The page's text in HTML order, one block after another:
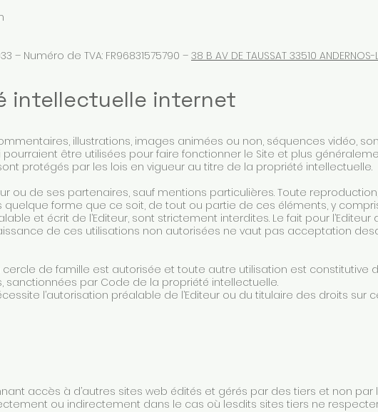
– Numéro de TVA: FR96831575790 – 38 B AV DE TAUSSAT 33510 ANDERNOS-
intellectuelle internet
illustrations, images animées ou non, séquences vidéo,
être utilisées pour faire fonctionner le Site et plus
protégés par les lois en vigueur au titre de la propriété intellectuelle.
ou de ses partenaires, sauf mentions particulières. Toute
forme que ce soit, de tout ou partie de ces éléments, y
et écrit de l’Editeur, sont strictement interdites. Le fait pour l’Editeur
de ces utilisations non autorisées ne vaut pas acceptation
cercle de famille est autorisée et toute autre utilisation est constitutive
sanctionnées par Code de la propriété intellectuelle.
l’autorisation préalable de l’Editeur ou du titulaire des droits sur
accès à d’autres sites web édités et gérés par des tiers et non par
ou indirectement dans le cas où lesdits sites tiers ne